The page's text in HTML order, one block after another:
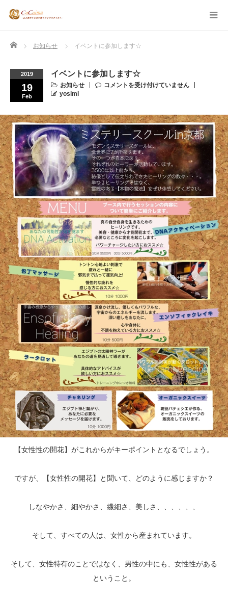
Home お知らせ イベントに参加します☆
2019
19
Feb
イベントに参加します☆
お知らせ
コメントを受け付けていません
yosimi
【女性性の開花】がこれからがキーポイントとなるでしょう。
ですが、【女性性の開花】と聞いて、どのように感じますか？
しなやかさ、細やかさ、繊細さ、美しさ、、、、、、
そして、すべての人は、女性から産まれています。
そして、女性特有のことではなく、男性の中にも、女性性がある
ということ。